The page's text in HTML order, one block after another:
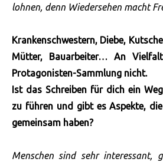
lohnen, denn Wiedersehen macht
Krankenschwestern, Diebe,
Mütter, Bauarbeiter… An
Protagonisten-Sammlung nicht.
Ist das Schreiben für dich ein
zu führen und gibt es Aspekte,
gemeinsam haben?
Menschen sind sehr interessant,